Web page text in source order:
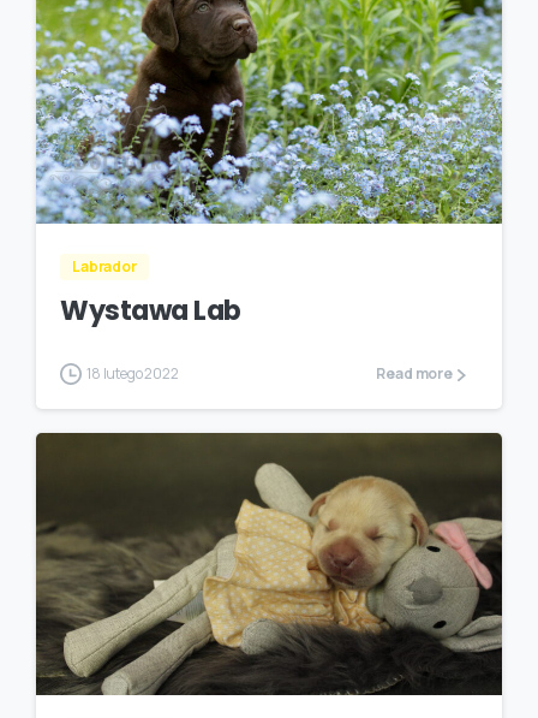
Labrador
Wystawa Lab
18 lutego 2022 Read more